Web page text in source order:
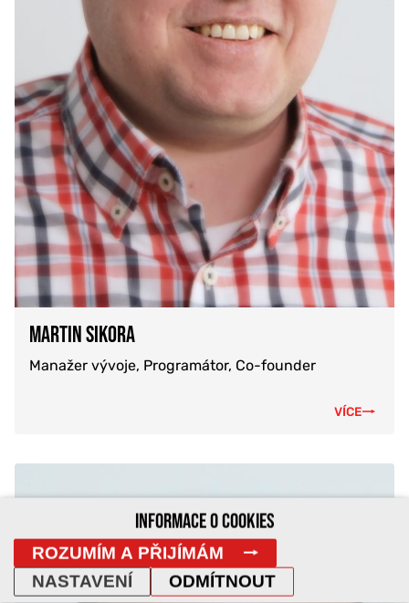
MARTIN SIKORA
Manažer vývoje, Programátor, Co-founder
VÍCE
INFORMACE O COOKIES
ROZUMÍM A PŘIJÍMÁM
ODMÍTNOUT
NASTAVENÍ